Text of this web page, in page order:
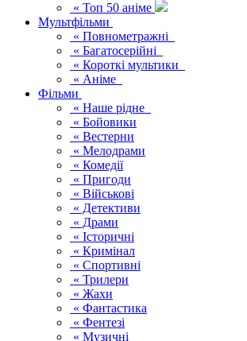
« Топ 50 аніме
Мультфільми
« Повнометражні
« Багатосерійні
« Короткі мультики
« Аніме
Фільми
« Наше рідне
« Бойовики
« Вестерни
« Мелодрами
« Комедії
« Пригоди
« Військові
« Детективи
« Драми
« Історичні
« Кримінал
« Спортивні
« Трилери
« Жахи
« Фантастика
« Фентезі
« Музичні